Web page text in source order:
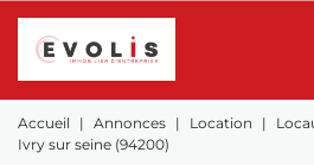
Accueil Annonces Location
Ivry sur seine (94200)